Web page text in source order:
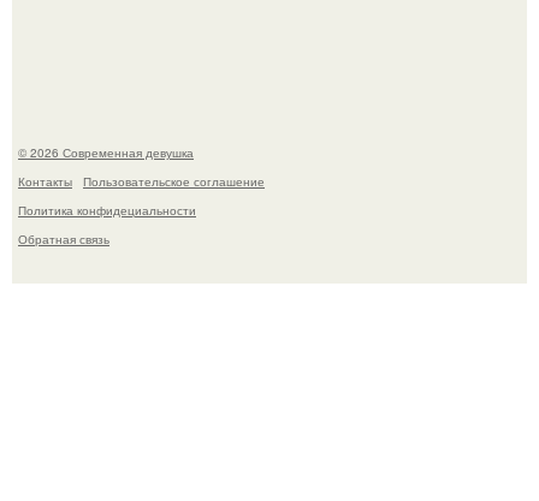
© 2026 Современная девушка
Контакты
Пользовательское соглашение
Политика конфидециальности
Обратная связь